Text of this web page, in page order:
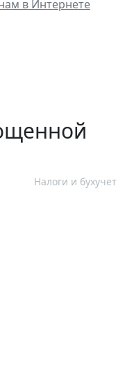
в Интернете
Налоги и бухучет